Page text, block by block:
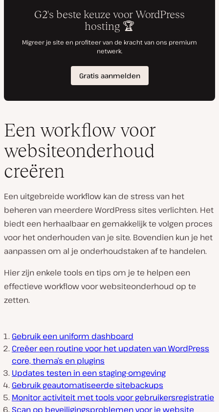
Een workflow voor
websiteonderhoud
creëren
Een uitgebreide workflow kan de stress van het
beheren van meerdere WordPress sites verlichten. Het
biedt een herhaalbaar en gemakkelijk te volgen proces
voor het onderhouden van je site. Bovendien kun je het
aanpassen om al je onderhoudstaken af te handelen.
Hier zijn enkele tools en tips om je te helpen een
effectieve workflow voor websiteonderhoud op te
zetten.
Gebruik een uniform dashboard
Creëer een routine voor het updaten van WordPress
core, thema’s en plugins
Updates testen in een staging-omgeving
Gebruik geautomatiseerde sitebackups
Monitor activiteit met tools voor gebruikersregistratie
Scan op beveiligingsproblemen voor je website